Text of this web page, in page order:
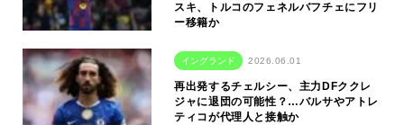
スキ、トルコのフェネルバフチェにフリ
ー移籍か
イングランド 2026.06.01
再出発するチェルシー、主力DFククレ
ジャに退団の可能性？…バルサやアトレ
ティコが代理人と接触か